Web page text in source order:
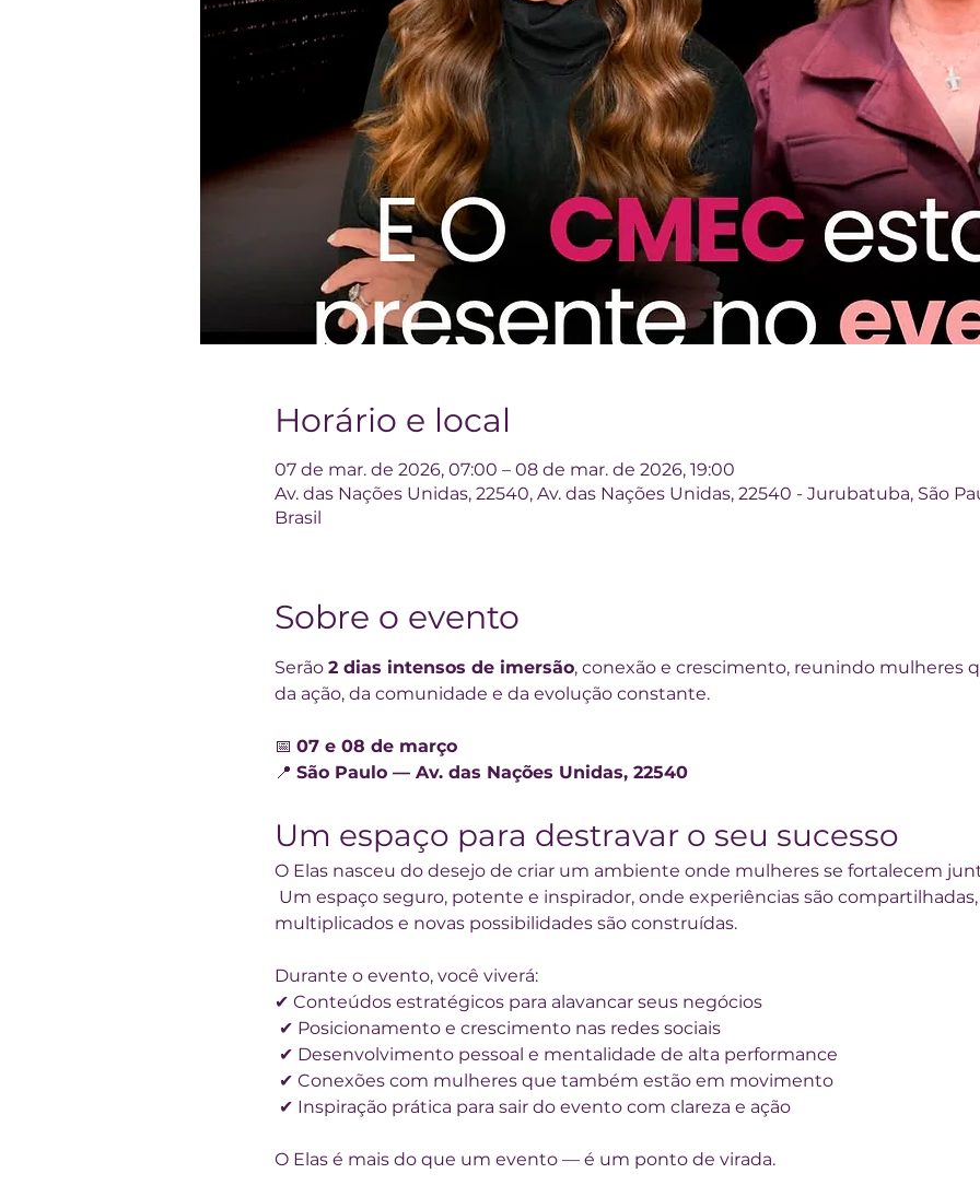
Horário e local
07 de mar. de 2026, 07:00 – 08 de mar. de 2026, 19:00
Av. das Nações Unidas, 22540, Av. das Nações Unidas, 22540 - Jurubatuba, São
Brasil
Sobre o evento
Serão 2 dias intensos de imersão, conexão e crescimento, reunindo mulheres
da ação, da comunidade e da evolução constante.
📅 07 e 08 de março
📍 São Paulo — Av. das Nações Unidas, 22540
Um espaço para destravar o seu sucesso
O Elas nasceu do desejo de criar um ambiente onde mulheres se fortalecem
multiplicados e novas possibilidades são construídas.
Durante o evento, você viverá:
✔ Conteúdos estratégicos para alavancar seus negócios
✔ Posicionamento e crescimento nas redes sociais
✔ Desenvolvimento pessoal e mentalidade de alta performance
✔ Conexões com mulheres que também estão em movimento
✔ Inspiração prática para sair do evento com clareza e ação
O Elas é mais do que um evento — é um ponto de virada.